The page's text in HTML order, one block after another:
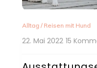
Alltag/ Reisen mit Hund
22. Mai 2022 15